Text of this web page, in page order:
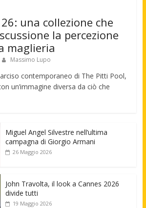
una collezione che
la percezione
maglieria
Massimo Lupo
contemporaneo di The Pitti Pool,
un’immagine diversa da ciò che
Miguel Angel Silvestre nell’ultima
campagna di Giorgio Armani
26 Maggio 2026
John Travolta, il look a Cannes 2026
divide tutti
19 Maggio 2026